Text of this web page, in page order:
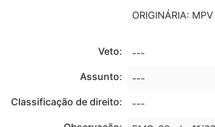
ORIGINÁRIA:
Veto:
---
Assunto:
---
Classificação de direito:
---